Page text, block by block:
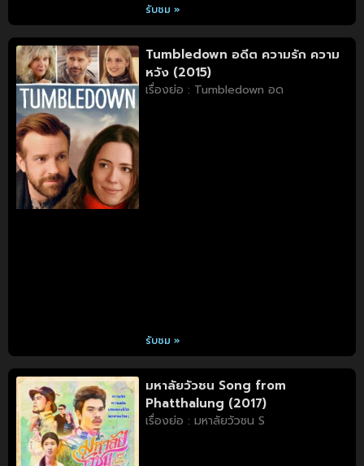
รับชม »
Tumbledown อดีต ความรัก ความ
หวัง (2015)
เรื่องย่อ : Tumbledown อด
รับชม »
มหาลัยวัวชน Song from
Phatthalung (2017)
เรื่องย่อ : มหาลัยวัวชน S